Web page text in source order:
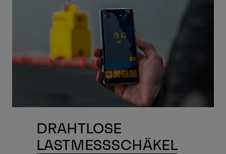
DRAHTLOSE
LASTMESSSCHÄKEL